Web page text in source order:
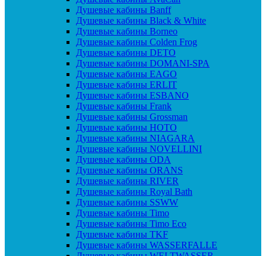
Душевые кабины Banff
Душевые кабины Black & White
Душевые кабины Borneo
Душевые кабины Colden Frog
Душевые кабины DETO
Душевые кабины DOMANI-SPA
Душевые кабины EAGO
Душевые кабины ERLIT
Душевые кабины ESBANO
Душевые кабины Frank
Душевые кабины Grossman
Душевые кабины HOTO
Душевые кабины NIAGARA
Душевые кабины NOVELLINI
Душевые кабины ODA
Душевые кабины ORANS
Душевые кабины RIVER
Душевые кабины Royal Bath
Душевые кабины SSWW
Душевые кабины Timo
Душевые кабины Timo Eco
Душевые кабины TKF
Душевые кабины WASSERFALLE